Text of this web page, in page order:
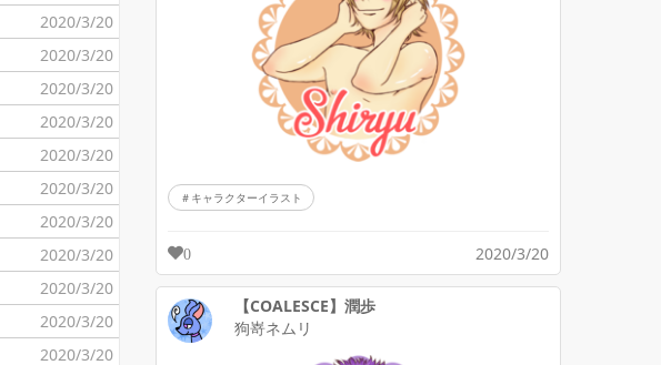
2020/3/20
2020/3/20
2020/3/20
2020/3/20
2020/3/20
2020/3/20
2020/3/20
2020/3/20
2020/3/20
2020/3/20
2020/3/20
キャラクターイラスト
0 2020/3/20
【COALESCE】潤歩
狗嵜ネムリ